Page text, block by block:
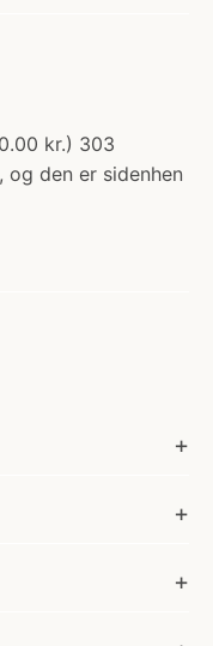
kr.) 303
den er sidenhen